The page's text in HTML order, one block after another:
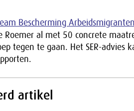
Bescherming Arbeidsmigranten
Roemer al met 50 concrete
tegen te gaan. Het SER-advies
artikel